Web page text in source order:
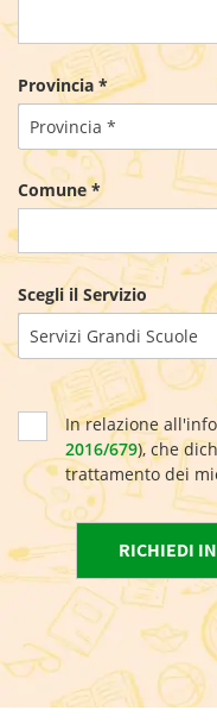
Provincia *
Provincia *
Comune *
Scegli il Servizio
Servizi Grandi Scuole
In relazione
2016/679), che
trattamento dei